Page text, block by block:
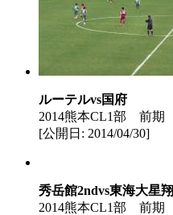
ルーテルvs国府
2014熊本CL1部 前期
[公開日: 2014/04/30]
秀岳館2ndvs東海大星翔
2014熊本CL1部 前期